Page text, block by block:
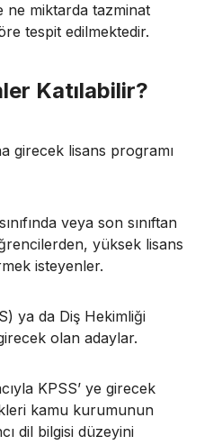
ne miktarda tazminat
tespit edilmektedir.
Katılabilir?
girecek lisans programı
veya son sınıftan
yüksek lisans
isteyenler.
ya da Diş Hekimliği
olan adaylar.
KPSS’ ye girecek
kamu kurumunun
dil bilgisi düzeyini